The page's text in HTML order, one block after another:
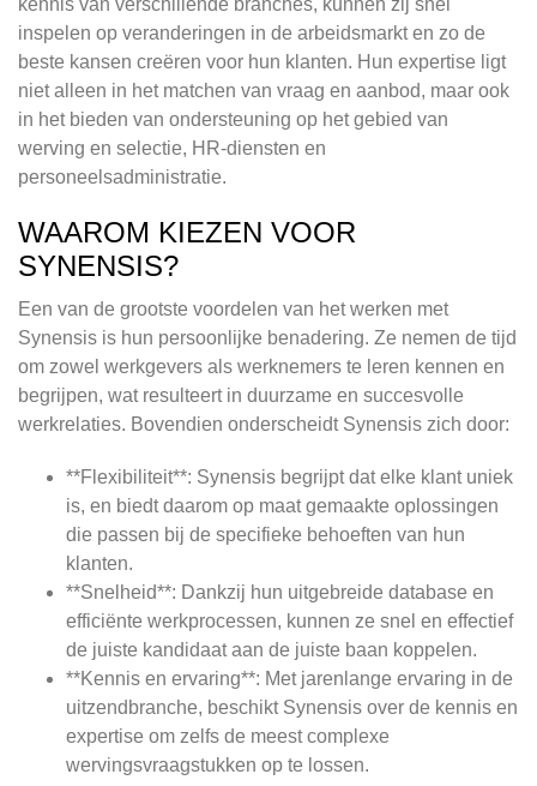
kennis van verschillende branches, kunnen zij snel
inspelen op veranderingen in de arbeidsmarkt en zo de
beste kansen creëren voor hun klanten. Hun expertise ligt
niet alleen in het matchen van vraag en aanbod, maar ook
in het bieden van ondersteuning op het gebied van
werving en selectie, HR-diensten en
personeelsadministratie.
WAAROM KIEZEN VOOR
SYNENSIS?
Een van de grootste voordelen van het werken met
Synensis is hun persoonlijke benadering. Ze nemen de tijd
om zowel werkgevers als werknemers te leren kennen en
begrijpen, wat resulteert in duurzame en succesvolle
werkrelaties. Bovendien onderscheidt Synensis zich door:
**Flexibiliteit**: Synensis begrijpt dat elke klant uniek
is, en biedt daarom op maat gemaakte oplossingen
die passen bij de specifieke behoeften van hun
klanten.
**Snelheid**: Dankzij hun uitgebreide database en
efficiënte werkprocessen, kunnen ze snel en effectief
de juiste kandidaat aan de juiste baan koppelen.
**Kennis en ervaring**: Met jarenlange ervaring in de
uitzendbranche, beschikt Synensis over de kennis en
expertise om zelfs de meest complexe
wervingsvraagstukken op te lossen.